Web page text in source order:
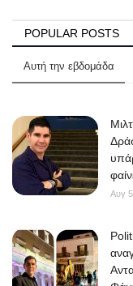
POPULAR POSTS
Αυτή την εβδομάδα
Αυγ